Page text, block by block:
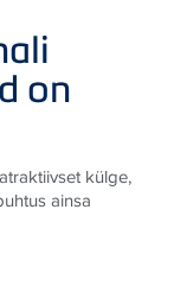
on
külge,
ainsa